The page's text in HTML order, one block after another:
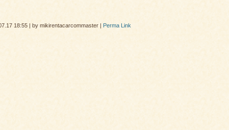
18:55 | by mikirentacarcommaster | Perma Link